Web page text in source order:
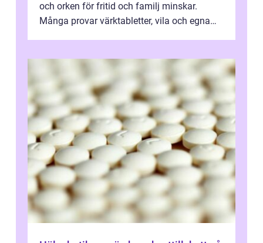
och orken för fritid och familj minskar.
Många provar värktabletter, vila och egna